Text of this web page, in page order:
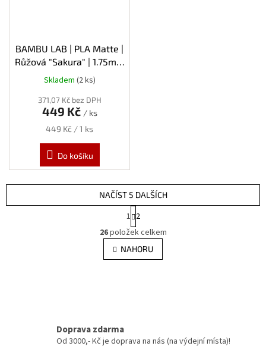
BAMBU LAB | PLA Matte |
Růžová "Sakura" | 1.75mm
| 1kg | Refill
Skladem (2 ks)
371,07 Kč bez DPH
449 Kč / ks
Měrná
449 Kč / 1 ks
Do košíku
O
v
l
á
v
NAČÍST 5 DALŠÍCH
S
t
r
á
n
k
1 2
26položek celkem
NAHORU
Doprava zdarma
Od 3000,- Kč je doprava na nás (na výdejní místa)!